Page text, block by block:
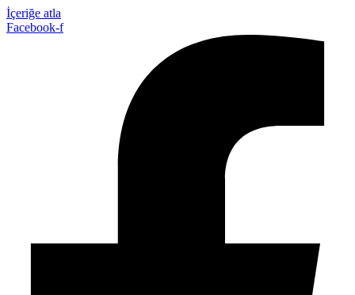
İçeriğe atla
Facebook-f